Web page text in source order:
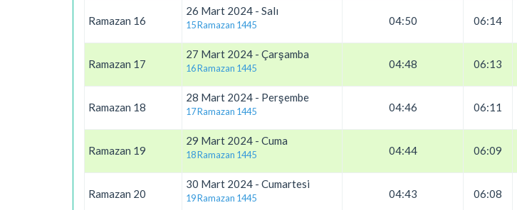
Ramazan 16
26 Mart 2024 - Salı
15 Ramazan 1445 04:50 06:14
Ramazan 17
27 Mart 2024 - Çarşamba
16 Ramazan 1445 04:48 06:13
Ramazan 18
28 Mart 2024 - Perşembe
17 Ramazan 1445 04:46 06:11
Ramazan 19
29 Mart 2024 - Cuma
18 Ramazan 1445 04:44 06:09
Ramazan 20
30 Mart 2024 - Cumartesi
19 Ramazan 1445 04:43 06:08